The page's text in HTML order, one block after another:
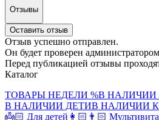
Отзывы
Оставить отзыв
Отзыв успешно отправлен.
Он будет проверен
Перед публикацией отзывы
Каталог
ТОВАРЫ НЕДЕЛИ %В НАЛИЧИИ
В НАЛИЧИИ ДЕТИВ НАЛИЧИИ
👼🏻 Для детей 👩🏻👨🏻